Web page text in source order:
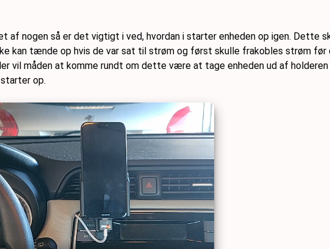
nogen så er det vigtigt i ved, hvordan i starter enheden op igen. Dette
kan tænde op hvis de var sat til strøm og først skulle frakobles strøm
måden at komme rundt om dette være at tage enheden ud af holderen
op.